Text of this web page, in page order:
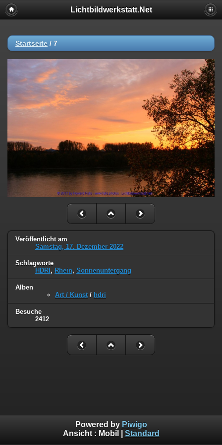
Lichtbildwerkstatt.Net
Startseite / 7
Veröffentlicht am
Samstag, 17. Dezember 2022
Schlagworte
HDRI , Rhein, Sonnenuntergang
Alben
Art / Kunst / hdri
Besuche
2412
Powered by Piwigo
Ansicht : Mobil Standard